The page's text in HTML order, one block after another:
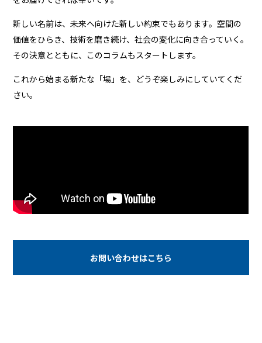
新しい名前は、未来へ向けた新しい約束でもあります。空間の
価値をひらき、技術を磨き続け、社会の変化に向き合っていく。
その決意とともに、このコラムもスタートします。
これから始まる新たな「場」を、どうぞ楽しみにしていてくだ
さい。
お問い合わせはこちら